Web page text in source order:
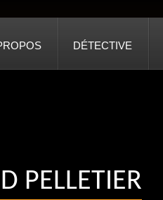
DÉTECTIVE
PELLETIER